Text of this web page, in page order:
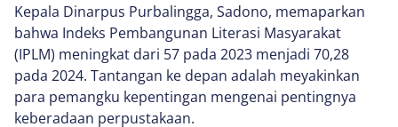
Kepala Dinarpus Purbalingga, Sadono, memaparkan
bahwa Indeks Pembangunan Literasi Masyarakat
(IPLM) meningkat dari 57 pada 2023 menjadi 70,28
pada 2024. Tantangan ke depan adalah meyakinkan
para pemangku kepentingan mengenai pentingnya
keberadaan perpustakaan.